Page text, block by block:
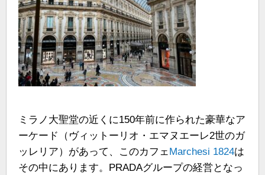
ミラノ大聖堂の近くに150年前に作られた豪華なア
ーケード（ヴィットーリオ・エマヌエーレ2世のガ
ッレリア）があって、このカフェ Marchesi 1824は
その中にあります。PRADAグループの経営となっ